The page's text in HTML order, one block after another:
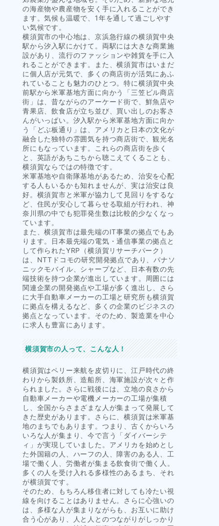
の海産物や農産物を安く手に入れることができ
ます。気候も温暖で、1年を通して過ごしやす
い気候です。
横須賀市の中心地は、京浜急行線の横須賀中央
駅から汐入駅にかけて。両駅には大きな商業施
設があり、流行のファッションや雑貨を手に入
れることができます。また、横須賀市はいまだ
に個人店が元気で、多くの商店街が活気にあふ
れていることも魅力のひとつ。特に横須賀中央
前駅から米軍基地方面に向かう「三笠ビル商店
街」は、昔ながらのアーケード街で、鮮魚店や
青果店、飲食店が立ち並び、買い出しのお客さ
んがいっぱい。汐入駅から米軍基地方面に向か
う「どぶ板通り」は、アメリカと日本の文化が
融合した独特の雰囲気を持つ商店街で、観光名
所にもなっています。これらの商店街を歩く
と、英語があちこちから聴こえてくることも、
横須賀ならではの特徴です。
米軍基地や自衛隊基地があるため、治安を心配
する人もいるかも知れませんが、実は治安は良
好。横須賀市と米軍が協力して見回りをするな
ど、住民が安心して暮らせる取組が行われ、神
奈川県の中でも犯罪発生数は比較的少なくなっ
ています。
また、横須賀市は最先端のIT事業の拠点でもあ
ります。日本最先端の電気・通信事業の拠点と
して作られたYRP（横須賀リサーチパーク）
は、NTTドコモの研究開発拠点であり、パナソ
ニックモバイル、シャープなど、日本有数の先
端技術を持つ企業が進出しています。周囲には
関連企業の開発拠点や工場が多く進出し、さら
に大手自動車メーカーの工場と研究所も横須賀
に拠点を構えるなど、多くの企業のビジネスの
拠点となっています。そのため、製造業を中心
に求人も豊富にあります。
横須賀市の人って、こんな人！
横須賀はペリー来航を皮切りに、江戸時代の終
わりから製鉄所、造船所、海軍施設が次々と作
られました。さらに戦後には、立地の良さから
自動車メーカーや電機メーカーの工場が集積
し、全国からさまざまな人が集まって発展して
きた歴史があります。さらに、横須賀は米軍基
地のまちでもあります。つまり、古くからいろ
いろな人が集まり、今で言う「ダイバーシテ
ィ」が実現していました。アメリカを始めとし
た外国籍の人、ハーフの人、障害のある人、工
場で働く人、労働者が集まる飲食街で働く人。
多くの人を受け入れる多様性のあるまち、それ
が横須賀です。
そのため、もちろん移住者に対しても冷たい視
線を向けることはありません。さらに心強いの
は、多様な人が集まりながらも、お互いに助け
合う心があり、人と人とのつながりがしっかり